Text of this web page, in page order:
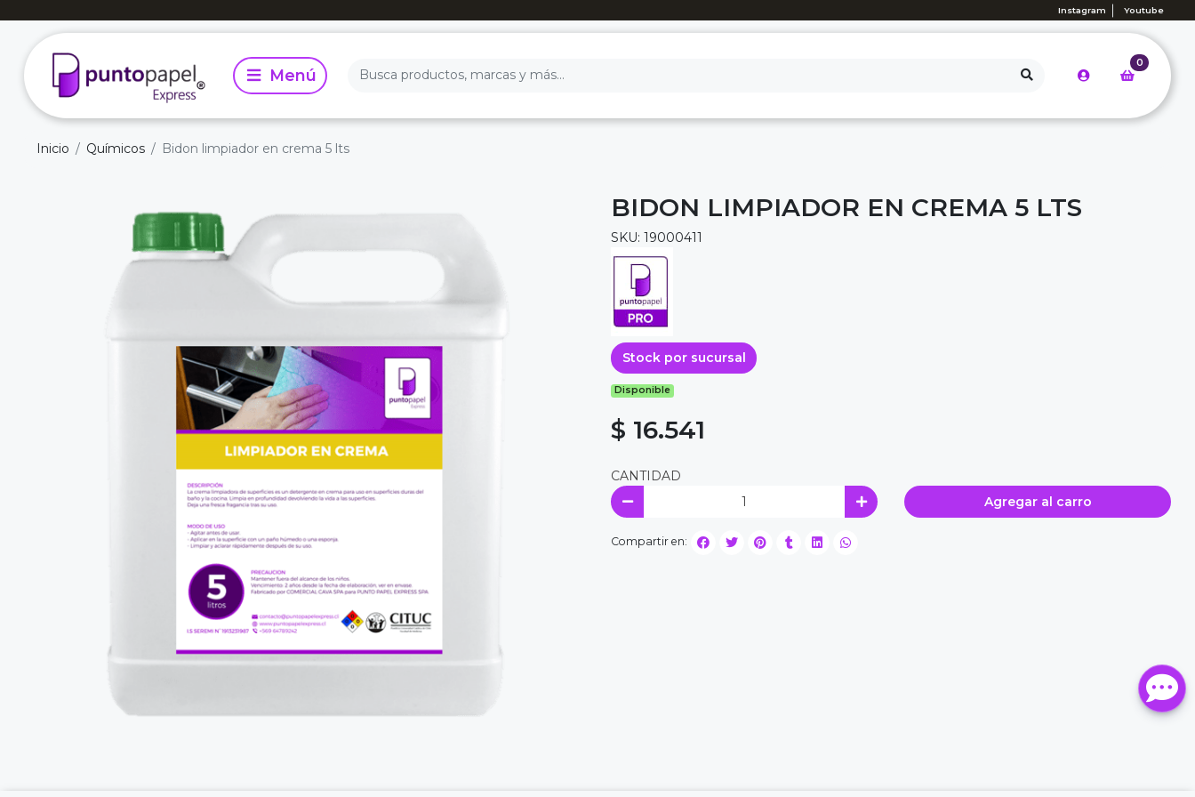
Instagram Youtube
0
Inicio Químicos Bidon limpiador en crema 5 lts
BIDON LIMPIADOR EN CREMA 5 LTS
SKU: 19000411
Stock por sucursal
Disponible
$ 16.541
CANTIDAD
Agregar al carro
Compartir en: